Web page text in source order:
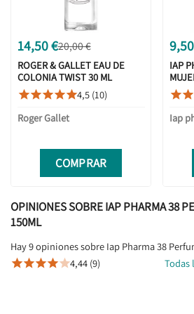
14,50 €20,00 €
ROGER & GALLET EAU DE
COLONIA TWIST 30 ML
4,5 (10)
Roger Gallet
COMPRAR
IAP

Iap
OPINIONES SOBRE IAP PHARMA 38
150ML
Hay 9 opiniones sobre Iap Pharma 38
4,44 (9) Todas